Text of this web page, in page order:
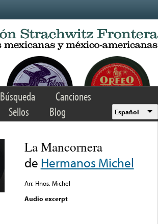
Búsqueda
Canciones
Sellos Blog Español
La Mancornera
de Hermanos Michel
Arr. Hnos. Michel
Audio excerpt